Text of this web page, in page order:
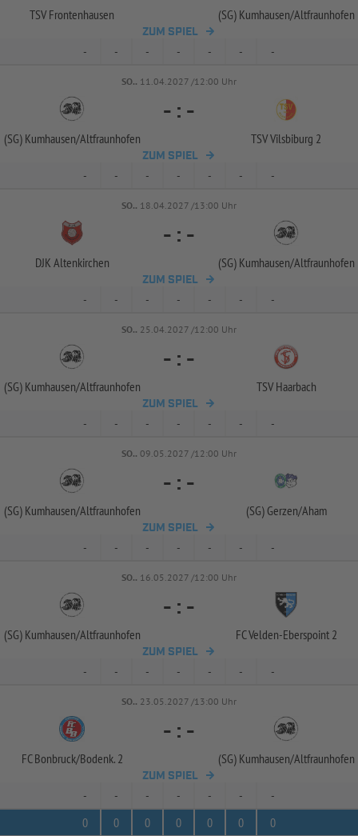
TSV Frontenhausen (SG) Kumhausen/Altfraunhofen
ZUM SPIEL
- - - - - - -
SO.. 11.04.2027 /12:00 Uhr
(SG) Kumhausen/Altfraunhofen
- : -
TSV Vilsbiburg 2
ZUM SPIEL
- - - - - - -
SO.. 18.04.2027 /13:00 Uhr
DJK Altenkirchen
- : -
(SG) Kumhausen/Altfraunhofen
ZUM SPIEL
- - - - - - -
SO.. 25.04.2027 /12:00 Uhr
(SG) Kumhausen/Altfraunhofen
- : -
TSV Haarbach
ZUM SPIEL
- - - - - - -
SO.. 09.05.2027 /12:00 Uhr
(SG) Kumhausen/Altfraunhofen
- : -
(SG) Gerzen/Aham
ZUM SPIEL
- - - - - - -
SO.. 16.05.2027 /12:00 Uhr
(SG) Kumhausen/Altfraunhofen
- : -
FC Velden-Eberspoint 2
ZUM SPIEL
- - - - - - -
SO.. 23.05.2027 /13:00 Uhr
FC Bonbruck/Bodenk. 2
- : -
(SG) Kumhausen/Altfraunhofen
ZUM SPIEL
- - - - - -
-
0
0 0 0 0 0 0